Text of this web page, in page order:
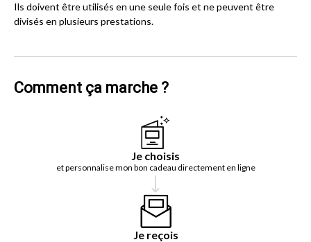
Ils doivent être utilisés en une seule fois et ne peuvent être
divisés en plusieurs prestations.
Comment ça marche ?
Je choisis
et personnalise mon bon cadeau directement en ligne
Je reçois